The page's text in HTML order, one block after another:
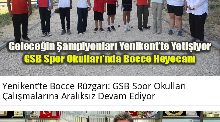
Yenikent’te Bocce Rüzgarı: GSB Spor Okulları
Çalışmalarına Aralıksız Devam Ediyor